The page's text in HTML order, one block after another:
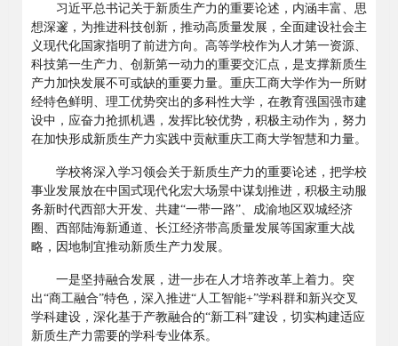
习近平总书记关于新质生产力的重要论述，内涵丰富、思
想深邃，为推进科技创新，推动高质量发展，全面建设社会主
义现代化国家指明了前进方向。高等学校作为人才第一资源、
科技第一生产力、创新第一动力的重要交汇点，是支撑新质生
产力加快发展不可或缺的重要力量。重庆工商大学作为一所财
经特色鲜明、理工优势突出的多科性大学，在教育强国强市建
设中，应奋力抢抓机遇，发挥比较优势，积极主动作为，努力
在加快形成新质生产力实践中贡献重庆工商大学智慧和力量。
学校将深入学习领会关于新质生产力的重要论述，把学校
事业发展放在中国式现代化宏大场景中谋划推进，积极主动服
务新时代西部大开发、共建“一带一路”、成渝地区双城经济
圈、西部陆海新通道、长江经济带高质量发展等国家重大战
略，因地制宜推动新质生产力发展。
一是坚持融合发展，进一步在人才培养改革上着力。突
出“商工融合”特色，深入推进“人工智能+”学科群和新兴交叉
学科建设，深化基于产教融合的“新工科”建设，切实构建适应
新质生产力需要的学科专业体系。